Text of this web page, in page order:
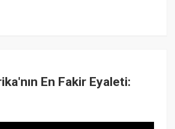
En Fakir Eyaleti: